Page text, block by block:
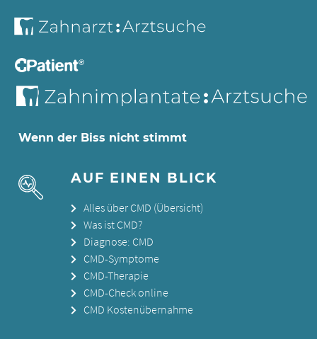
Wenn der Biss nicht stimmt
AUF EINEN BLICK
Alles über CMD (Übersicht)
Was ist CMD?
Diagnose: CMD
CMD-Symptome
CMD-Therapie
CMD-Check online
CMD Kostenübernahme